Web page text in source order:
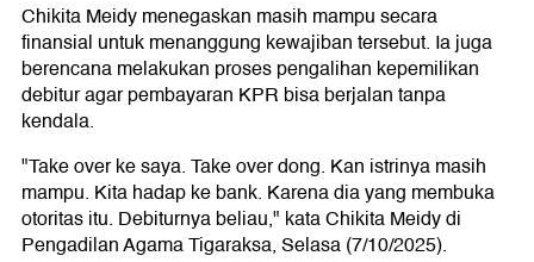
Chikita Meidy menegaskan masih mampu secara
finansial untuk menanggung kewajiban tersebut. Ia juga
berencana melakukan proses pengalihan kepemilikan
debitur agar pembayaran KPR bisa berjalan tanpa
kendala.
"Take over ke saya. Take over dong. Kan istrinya masih
mampu. Kita hadap ke bank. Karena dia yang membuka
otoritas itu. Debiturnya beliau," kata Chikita Meidy di
Pengadilan Agama Tigaraksa, Selasa (7/10/2025).